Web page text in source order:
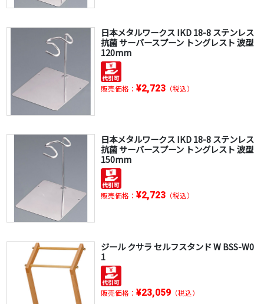
日本メタルワークス IKD 18-8 ステンレス
抗菌 サーバースプーン トングレスト 波型
120mm
販売価格： ¥2,723（税込）
日本メタルワークス IKD 18-8 ステンレス
抗菌 サーバースプーン トングレスト 波型
150mm
販売価格： ¥2,723（税込）
ジール クサラ セルフスタンド W BSS-W0
1
販売価格： ¥23,059（税込）